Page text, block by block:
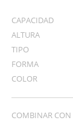
CAPACIDAD
ALTURA
TIPO
FORMA
COLOR
COMBINAR CON